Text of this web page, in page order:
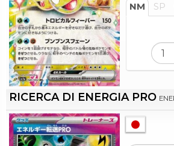
NM SP
RICERCA DI ENERGIA PRO